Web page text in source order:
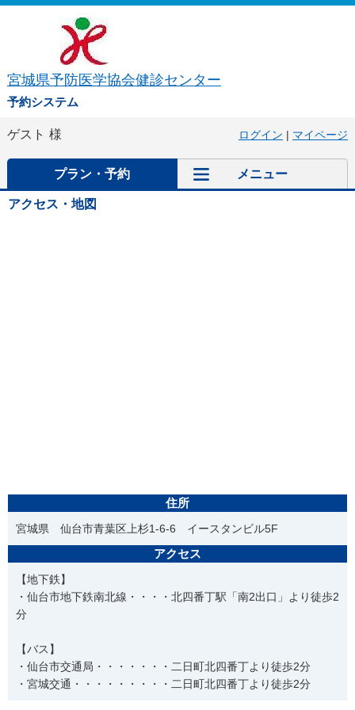
宮城県予防医学協会健診センター
予約システム
ゲスト 様 ログイン | マイページ
プラン・予約 メニュー
アクセス・地図
住所
宮城県 仙台市青葉区上杉1-6-6 イースタンビル5F
アクセス
【地下鉄】
・仙台市地下鉄南北線・・・・北四番丁駅「南2出口」より徒歩2
分
【バス】
・仙台市交通局・・・・・・・二日町北四番丁より徒歩2分
・宮城交通・・・・・・・・・二日町北四番丁より徒歩2分